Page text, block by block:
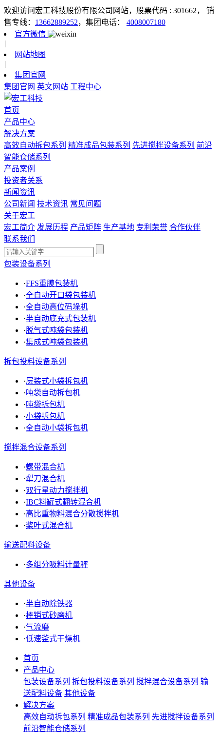
欢迎访问宏工科技股份有限公司网站，股票代码 : 301662，
销
售专线： 13662889252，集团电话： 4008007180
官方微信
|
网站地图
|
集团官网
集团官网 英文网站 工程中心
首页
产品中心
解决方案
高效自动拆包系列 精准成品包装系列 先进搅拌设备系列 前沿
智能仓储系列
产品案例
投资者关系
新闻资讯
公司新闻 技术资讯 常见问题
关于宏工
宏工简介 发展历程 产品矩阵 生产基地 专利荣誉 合作伙伴
联系我们
包装设备系列
·FFS重膜包装机
·全自动开口袋包装机
·全自动高位码垛机
·半自动底充式包装机
·脱气式吨袋包装机
·集成式吨袋包装机
拆包投料设备系列
·层装式小袋拆包机
·吨袋自动拆包机
·吨袋拆包机
·小袋拆包机
·全自动小袋拆包机
搅拌混合设备系列
·螺带混合机
·犁刀混合机
·双行星动力搅拌机
·IBC料罐式翻转混合机
·高比重物料混合分散搅拌机
·桨叶式混合机
输送配料设备
·多组分吸料计量秤
其他设备
·半自动除铁器
·棒销式砂磨机
·气流磨
·低速釜式干燥机
首页
产品中心
包装设备系列 拆包投料设备系列 搅拌混合设备系列 输
送配料设备 其他设备
解决方案
高效自动拆包系列 精准成品包装系列 先进搅拌设备系列
前沿智能仓储系列